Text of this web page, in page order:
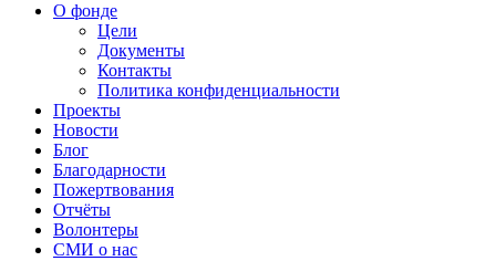
О фонде
Цели
Документы
Контакты
Политика конфиденциальности
Проекты
Новости
Блог
Благодарности
Пожертвования
Отчёты
Волонтеры
СМИ о нас